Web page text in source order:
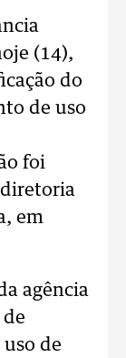
(14),
do
de uso
foi
em
agência
de